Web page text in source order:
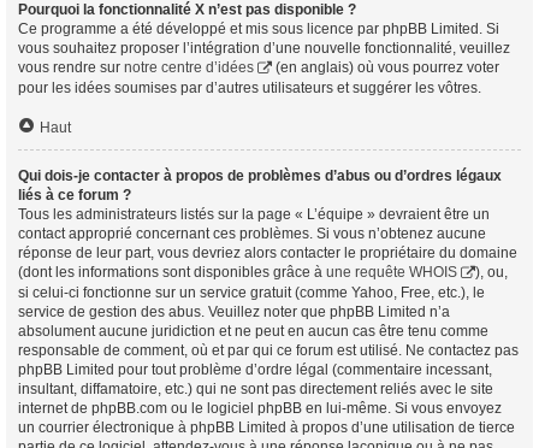
Pourquoi la fonctionnalité X n’est pas disponible ?
Ce programme a été développé et mis sous licence par phpBB Limited. Si
vous souhaitez proposer l’intégration d’une nouvelle fonctionnalité, veuillez
vous rendre sur notre centre d’idées
(en anglais) où vous pourrez voter
pour les idées soumises par d’autres utilisateurs et suggérer les vôtres.
Haut
Qui dois-je contacter à propos de problèmes d’abus ou d’ordres légaux
liés à ce forum ?
Tous les administrateurs listés sur la page « L’équipe » devraient être un
contact approprié concernant ces problèmes. Si vous n’obtenez aucune
réponse de leur part, vous devriez alors contacter le propriétaire du domaine
(dont les informations sont disponibles grâce à une requête WHOIS
), ou,
si celui-ci fonctionne sur un service gratuit (comme Yahoo, Free, etc.), le
service de gestion des abus. Veuillez noter que phpBB Limited n’a
absolument aucune juridiction et ne peut en aucun cas être tenu comme
responsable de comment, où et par qui ce forum est utilisé. Ne contactez pas
phpBB Limited pour tout problème d’ordre légal (commentaire incessant,
insultant, diffamatoire, etc.) qui ne sont pas directement reliés avec le site
internet de phpBB.com ou le logiciel phpBB en lui-même. Si vous envoyez
un courrier électronique à phpBB Limited à propos d’une utilisation de tierce